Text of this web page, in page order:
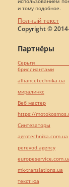
и тому подобное.
Полный текст
Copyright ©
Партнёры
Серьги
бриллиантами
alliancetechnika.ua
миралинкс
Веб мастер
https://
Синтезаторы
agrotechnika.com.ua
perevod.agency
mk-translations.ua
текст юа